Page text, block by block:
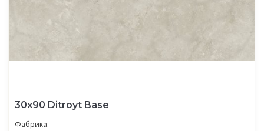
30х90 Ditroyt Base
Фабрика: